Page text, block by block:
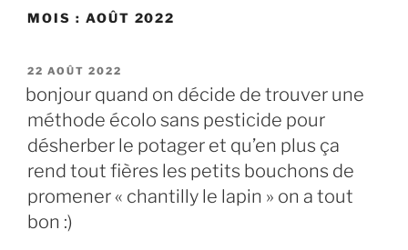
MOIS : AOÛT 2022
PUBLIÉ
LE
22 AOÛT 2022
bonjour quand on décide de trouver une
méthode écolo sans pesticide pour
désherber le potager et qu’en plus ça
rend tout fières les petits bouchons de
promener « chantilly le lapin » on a tout
bon :)